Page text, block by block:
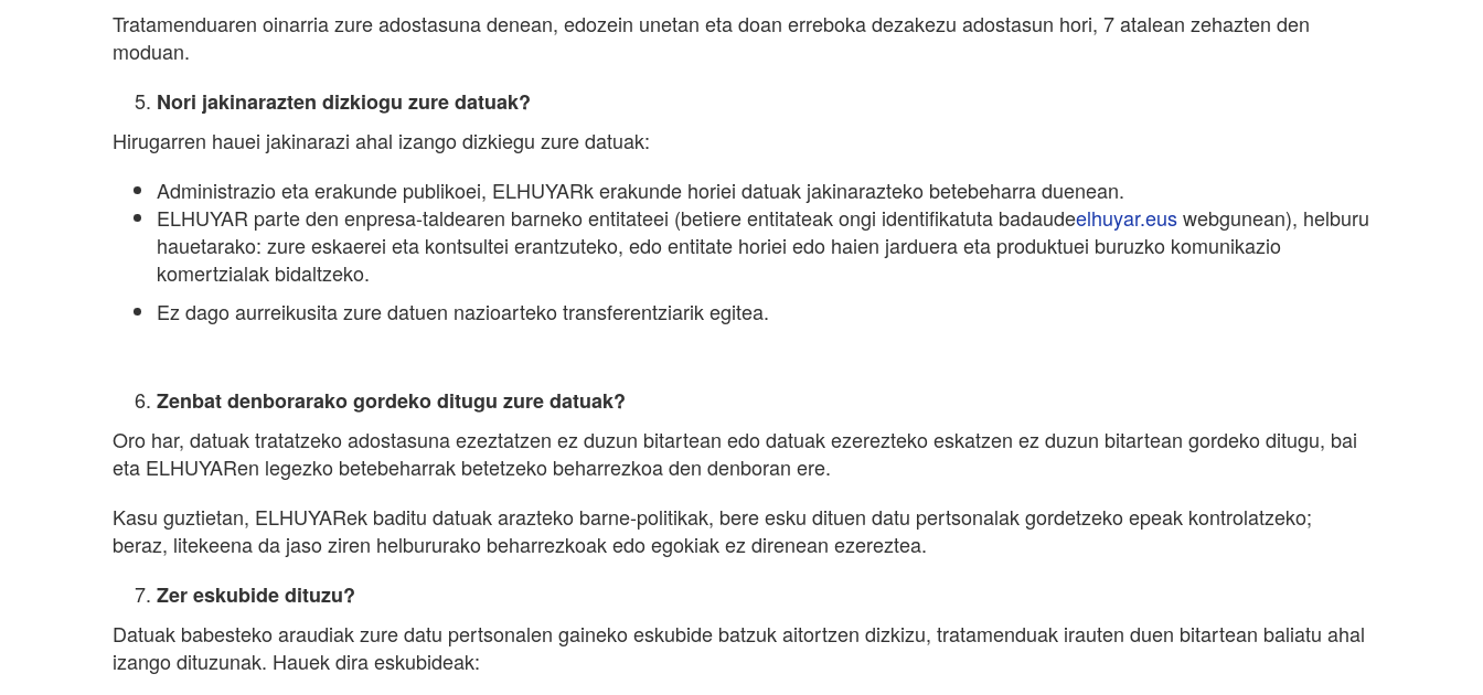
Tratamenduaren oinarria zure adostasuna denean, edozein unetan eta doan erreboka dezakezu adostasun hori, 7 atalean zehazten den
moduan.
Nori jakinarazten dizkiogu zure datuak?
Hirugarren hauei jakinarazi ahal izango dizkiegu zure datuak:
Administrazio eta erakunde publikoei, ELHUYARk erakunde horiei datuak jakinarazteko betebeharra duenean.
ELHUYAR parte den enpresa-taldearen barneko entitateei (betiere entitateak ongi identifikatuta badaudeelhuyar.euswebgunean), helburu
hauetarako: zure eskaerei eta kontsultei erantzuteko, edo entitate horiei edo haien jarduera eta produktuei buruzko komunikazio
komertzialak bidaltzeko.
Ez dago aurreikusita zure datuen nazioarteko transferentziarik egitea.
Zenbat denborarako gordeko ditugu zure datuak?
Oro har, datuak tratatzeko adostasuna ezeztatzen ez duzun bitartean edo datuak ezerezteko eskatzen ez duzun bitartean gordeko ditugu, bai
eta ELHUYARen legezko betebeharrak betetzeko beharrezkoa den denboran ere.
Kasu guztietan, ELHUYARek baditu datuak arazteko barne-politikak, bere esku dituen datu pertsonalak gordetzeko epeak kontrolatzeko;
beraz, litekeena da jaso ziren helbururako beharrezkoak edo egokiak ez direnean ezereztea.
Zer eskubide dituzu?
Datuak babesteko araudiak zure datu pertsonalen gaineko eskubide batzuk aitortzen dizkizu, tratamenduak irauten duen bitartean baliatu ahal
izango dituzunak. Hauek dira eskubideak: